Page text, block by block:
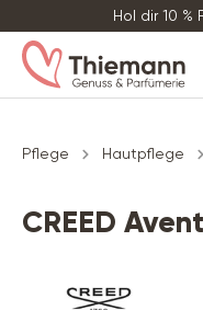
Hol dir 10
Pflege Hautpflege
CREED